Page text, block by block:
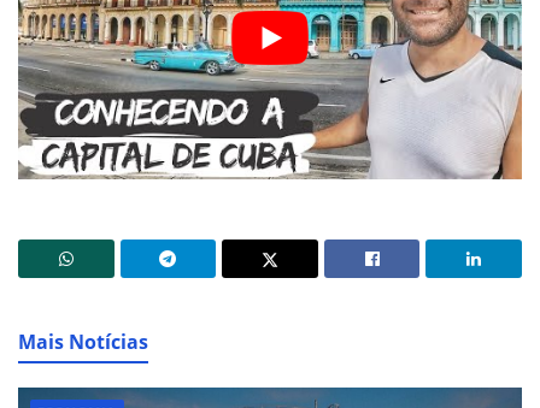
Mais Notícias